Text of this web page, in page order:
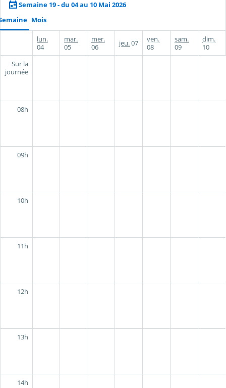
Semaine 19 - du 04 au 10 Mai 2026
Mois
lun.
04
mar.
05
mer.
06
jeu.07
ven.
08
sam.
09
dim.
10
Sur la
journée
08h
09h
10h
11h
12h
13h
14h